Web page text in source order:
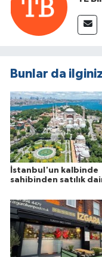
Bunlar da
İstanbul'un kalbinde
sahibinden satılık